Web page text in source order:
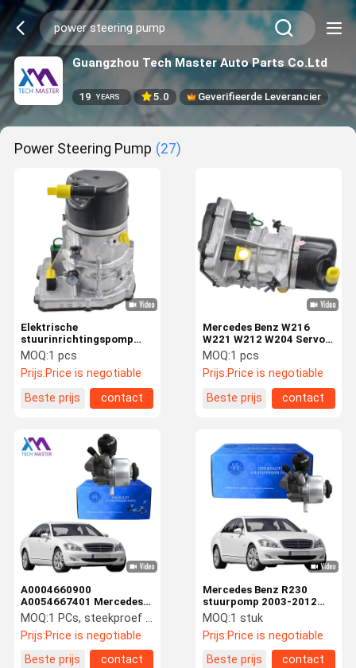
Guangzhou Tech Master Auto Parts Co.Ltd
19 YEARS 5.0 Geverifieerde Leverancier
Power Steering Pump (27)
Elektrische
stuurinrichtingspomp
Voor Mercedes-Benz
W216 CL-klasse W221
S/CLS-klasse W212 W204
X204 GLK-klasse
MOQ:1 pcs
Prijs:Price is negotiable
Beste prijs
contact
Mercedes Benz W216
W221 W212 W204 Servo
stuurpomp 2164600380
2214600380
Gegarandeerd
MOQ:1 pcs
Prijs:Price is negotiable
Beste prijs
contact
A0004660900
A0054667401 Mercedes
R230 W221 W216 ABC-
drukpomp en
besturingspomp
MOQ:1 PCs, steekproef wordt goedgekeurd
Prijs:Price is negotiable
Beste prijs
contact
Mercedes Benz R230
stuurpomp 2003-2012
A0004660900
MOQ:1 stuk
Prijs:Price is negotiable
Beste prijs
contact